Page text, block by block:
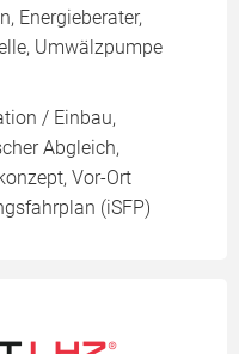
Energieberater,
Umwälzpumpe
/ Einbau,
Abgleich,
Vor-Ort
(iSFP)